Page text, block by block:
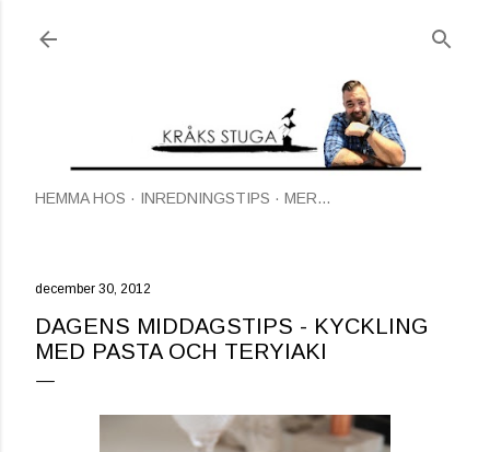
HEMMA HOS INREDNINGSTIPS MER…
december 30, 2012
DAGENS MIDDAGSTIPS - KYCKLING
MED PASTA OCH TERYIAKI